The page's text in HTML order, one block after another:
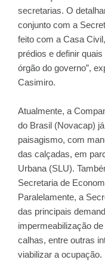
secretarias. O
conjunto com a
feito com a Casa
prédios e definir
órgão do governo”,
Casimiro.
Atualmente, a
do Brasil (Novacap)
paisagismo, com
das calçadas, em
Urbana (SLU).
Secretaria de
Paralelamente, a
das principais
impermeabilização
calhas, entre outras
viabilizar a ocupação.